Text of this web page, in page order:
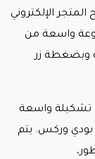
مجانية عند
مجانية
مجانية إلى
الإضافية.
والكوبونات في
التحقق من
الإلكتروني
واسعة من
وبضغطة زر
تشكيلة واسعة
بودي وركس. يتم